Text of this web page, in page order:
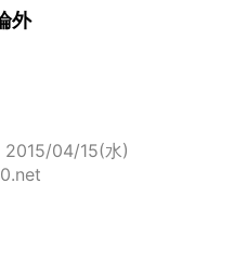
外
2015/04/15(水)